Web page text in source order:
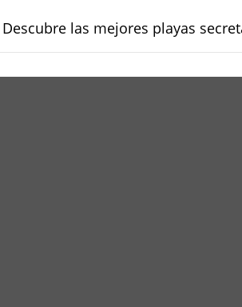
Descubre las mejores playas